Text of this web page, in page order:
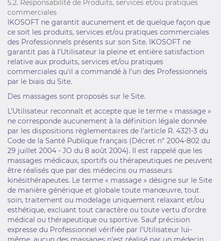
5.2. Responsabilité de Produits, services et/ou pratiques
commerciales
IKOSOFT ne garantit aucunement et de quelque façon que
ce soit les produits, services et/ou pratiques commerciales
des Professionnels présents sur son Site. IKOSOFT ne
garantit pas à l'Utilisateur la pleine et entière satisfaction
relative aux produits, services et/ou pratiques
commerciales qu'il a commandé à l’un des Professionnels
par le biais du Site.
Des massages sont proposés sur le Site.
L’Utilisateur reconnaît et accepte que le terme « massage »
ne corresponde aucunement à la définition légale donnée
par les dispositions règlementaires de l’article R. 4321-3 du
Code de la Santé Publique français (Décret n° 2004-802 du
29 juillet 2004 - JO du 8 août 2004). Il est rappelé que les
massages médicaux, sportifs ou thérapeutiques ne peuvent
être réalisés que par des médecins ou masseurs
kinésithérapeutes. Le terme « massage » désigne sur le Site
de manière générique et globale toute manœuvre, tout
soin, traitement ou modelage uniquement relaxant et/ou
esthétique, excluant tout caractère ou toute vertu d’ordre
médical ou thérapeutique ou sportive. Sauf précision
expresse du Professionnel vérifiée par l’Utilisateur lui-